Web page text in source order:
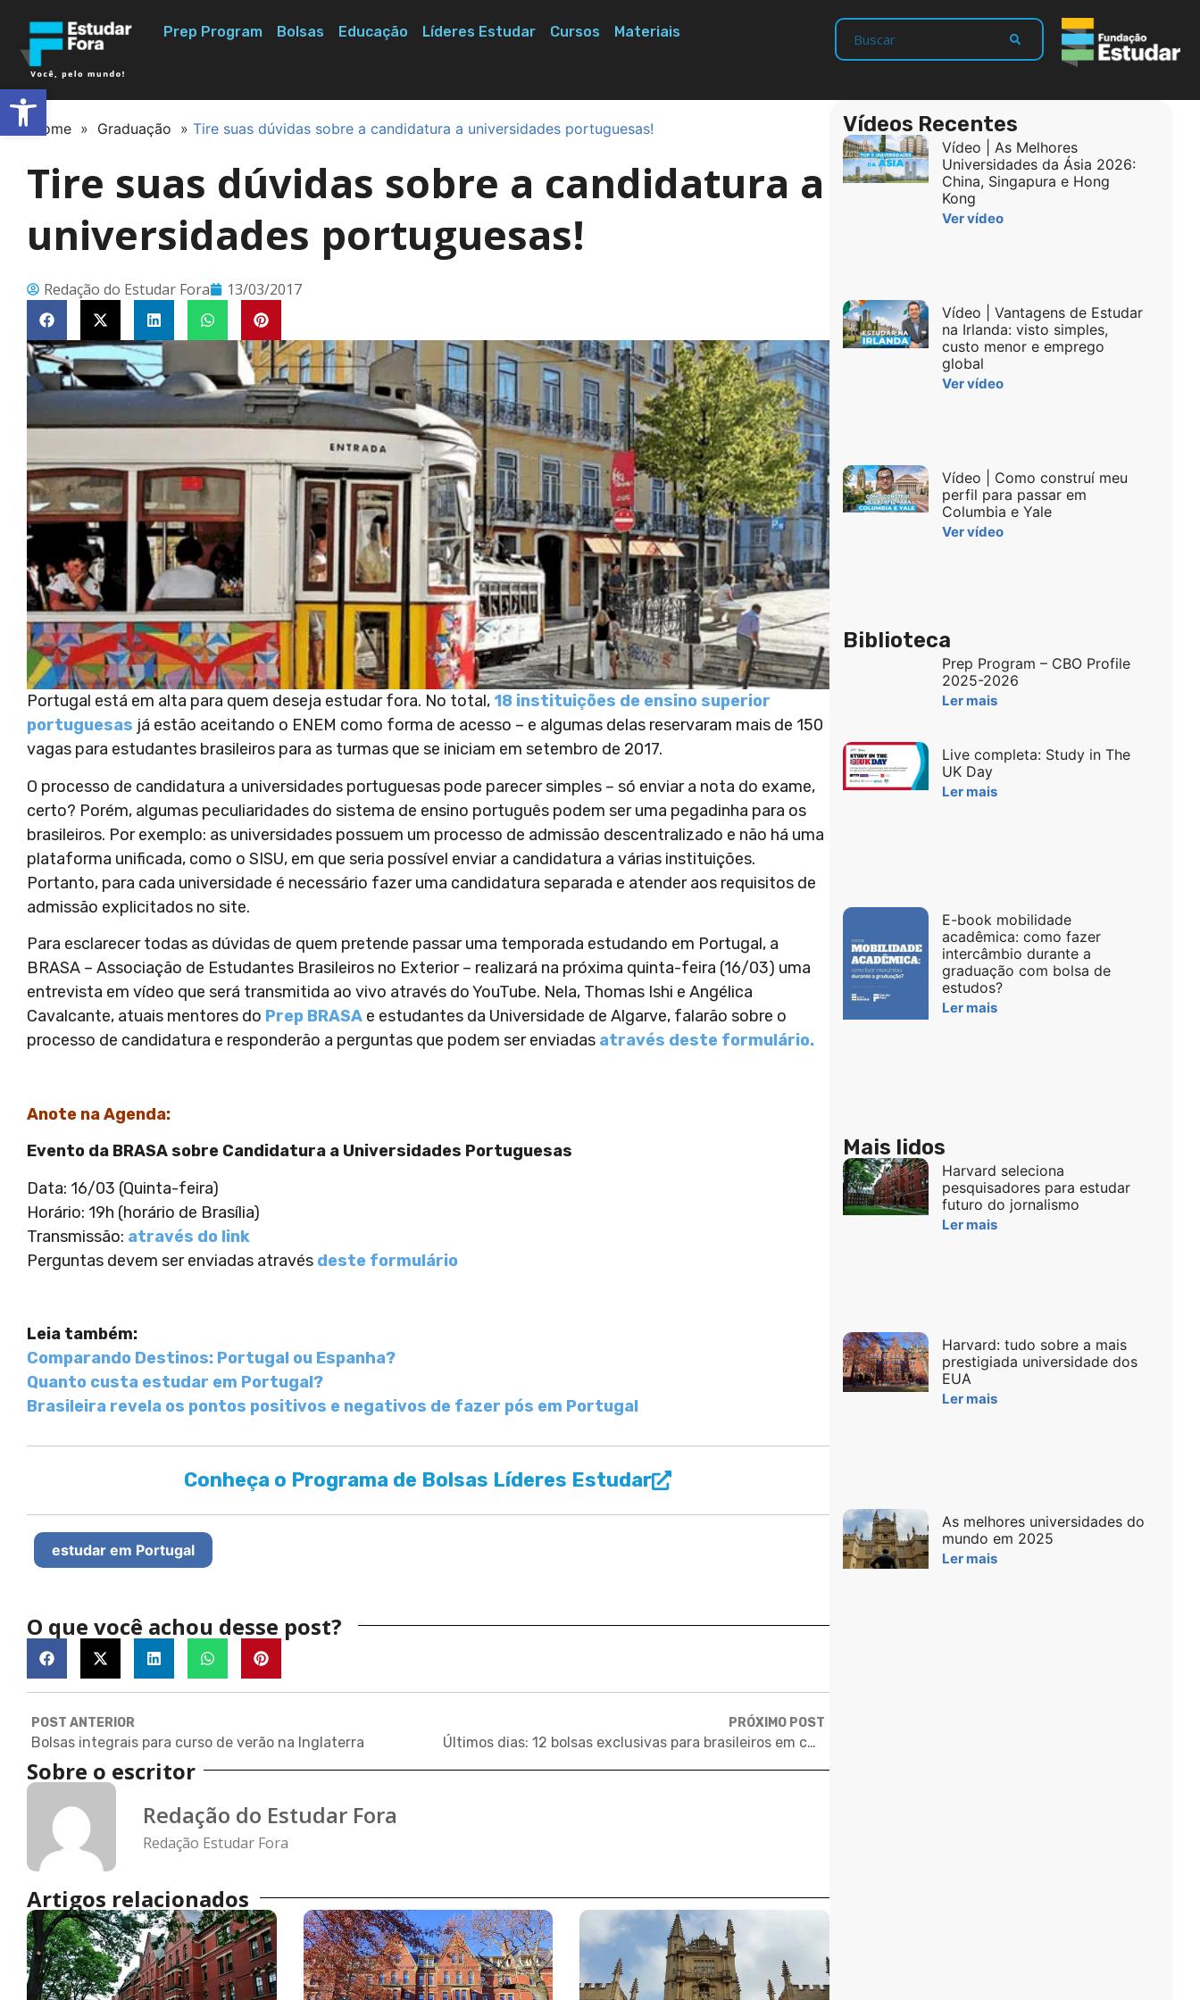
Prep Program Bolsas Educação Líderes Estudar Cursos Materiais
Home » Graduação » Tire suas dúvidas sobre a candidatura a universidades portuguesas!
Tire suas dúvidas sobre a candidatura a
universidades portuguesas!
Redação do Estudar Fora 13/03/2017
Portugal está em alta para quem deseja estudar fora. No total, 18 instituições de ensino superior
portuguesas já estão aceitando o ENEM como forma de acesso – e algumas delas reservaram mais de 150
vagas para estudantes brasileiros para as turmas que se iniciam em setembro de 2017.
O processo de candidatura a universidades portuguesas pode parecer simples – só enviar a nota do exame,
certo? Porém, algumas peculiaridades do sistema de ensino português podem ser uma pegadinha para os
brasileiros. Por exemplo: as universidades possuem um processo de admissão descentralizado e não há uma
plataforma unificada, como o SISU, em que seria possível enviar a candidatura a várias instituições.
Portanto, para cada universidade é necessário fazer uma candidatura separada e atender aos requisitos de
admissão explicitados no site.
Para esclarecer todas as dúvidas de quem pretende passar uma temporada estudando em Portugal, a
BRASA – Associação de Estudantes Brasileiros no Exterior – realizará na próxima quinta-feira (16/03) uma
entrevista em vídeo que será transmitida ao vivo através do YouTube. Nela, Thomas Ishi e Angélica
Cavalcante, atuais mentores do Prep BRASA e estudantes da Universidade de Algarve, falarão sobre o
processo de candidatura e responderão a perguntas que podem ser enviadas através deste formulário.
Anote na Agenda:
Evento da BRASA sobre Candidatura a Universidades Portuguesas
Data: 16/03 (Quinta-feira)
Horário: 19h (horário de Brasília)
Transmissão: através do link
Perguntas devem ser enviadas através deste formulário
Leia também:
Comparando Destinos: Portugal ou Espanha?
Quanto custa estudar em Portugal?
Brasileira revela os pontos positivos e negativos de fazer pós em Portugal
Conheça o Programa de Bolsas Líderes Estudar
estudar em Portugal
O que você achou desse post?
POST ANTERIOR
Bolsas integrais para curso de verão na Inglaterra
PRÓXIMO POST
Últimos dias: 12 bolsas exclusivas para brasileiros em cursos de curta duração nos EUA
Sobre o escritor
Redação do Estudar Fora
Redação Estudar Fora
Artigos relacionados
Vídeos Recentes
Vídeo | As Melhores
Universidades da Ásia 2026:
China, Singapura e Hong
Kong
Ver vídeo
Vídeo | Vantagens de Estudar
na Irlanda: visto simples,
custo menor e emprego
global
Ver vídeo
Vídeo | Como construí meu
perfil para passar em
Columbia e Yale
Ver vídeo
Biblioteca
Prep Program – CBO Profile
2025-2026
Ler mais
Live completa: Study in The
UK Day
Ler mais
E-book mobilidade
acadêmica: como fazer
intercâmbio durante a
graduação com bolsa de
estudos?
Ler mais
Mais lidos
Harvard seleciona
pesquisadores para estudar
futuro do jornalismo
Ler mais
Harvard: tudo sobre a mais
prestigiada universidade dos
EUA
Ler mais
As melhores universidades do
mundo em 2025
Ler mais
Abrir a barra de ferramentas